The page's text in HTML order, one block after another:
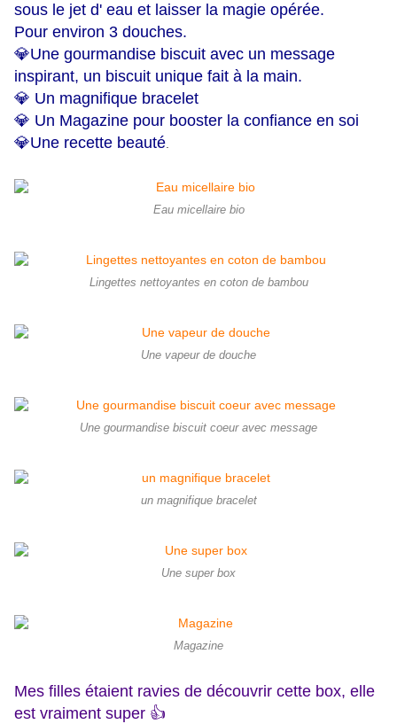
sous le jet d' eau et laisser la magie opérée.
Pour environ 3 douches.
💎Une gourmandise biscuit avec un message
inspirant, un biscuit unique fait à la main.
💎 Un magnifique bracelet
💎 Un Magazine pour booster la confiance en soi
💎Une recette beauté
Eau micellaire bio
Lingettes nettoyantes en coton de bambou
Une vapeur de douche
Une gourmandise biscuit coeur avec message
un magnifique bracelet
Une super box
Magazine
Mes filles étaient ravies de découvrir cette box, elle
est vraiment super 👍